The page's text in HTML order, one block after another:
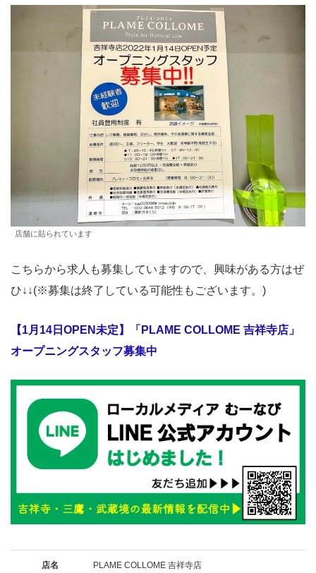
店舗に貼られています
こちらから求人も募集していますので、興味がある方はぜ
ひ↓↓(※募集は終了している可能性もございます。)
【1月14日OPEN未定】「PLAME COLLOME 吉祥寺店」
オープニングスタッフ募集中
店名 PLAME COLLOME 吉祥寺店